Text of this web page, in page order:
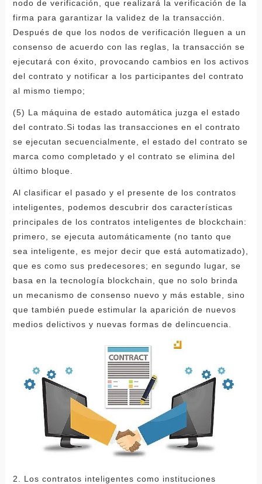
nodo de verificación, que realizará la verificación de la
firma para garantizar la validez de la transacción.
Después de que los nodos de verificación lleguen a un
consenso de acuerdo con las reglas, la transacción se
ejecutará con éxito, provocando cambios en los activos
del contrato y notificar a los participantes del contrato
al mismo tiempo;
(5) La máquina de estado automática juzga el estado
del contrato.Si todas las transacciones en el contrato
se ejecutan secuencialmente, el estado del contrato se
marca como completado y el contrato se elimina del
último bloque.
Al clasificar el pasado y el presente de los contratos
inteligentes, podemos descubrir dos características
principales de los contratos inteligentes de blockchain:
primero, se ejecuta automáticamente (no tanto que
sea inteligente, es mejor decir que está automatizado),
que es como sus predecesores; en segundo lugar, se
basa en la tecnología blockchain, que no solo brinda
un mecanismo de consenso nuevo y más estable, sino
que también puede estimular la aparición de nuevos
medios delictivos y nuevas formas de delincuencia.
2. Los contratos inteligentes como instituciones